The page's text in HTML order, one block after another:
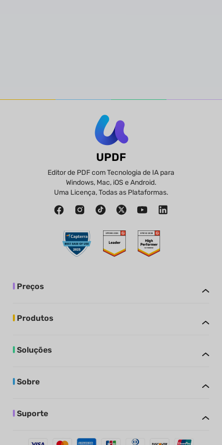
UPDF
Editor de PDF com Tecnologia de IA para
Windows, Mac, iOS e Android.
Uma Licença, Todas as Plataformas.
Preços
Produtos
Soluções
Sobre
Suporte